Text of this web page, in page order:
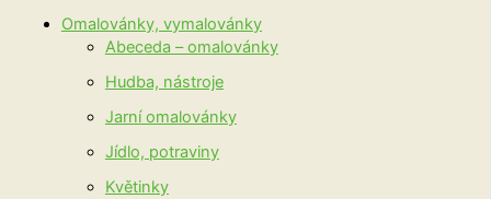
Omalovánky, vymalovánky
Abeceda – omalovánky
Hudba, nástroje
Jarní omalovánky
Jídlo, potraviny
Květinky